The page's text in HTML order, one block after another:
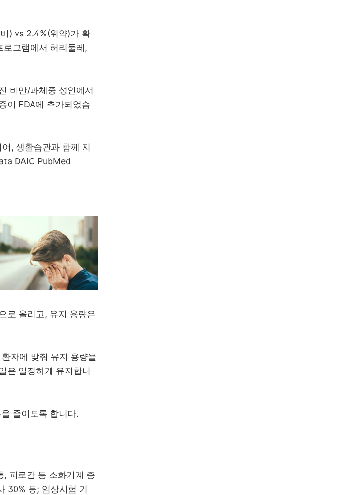
) vs 2.4%(위약)가 확
그램에서 허리둘레,
비만/과체중 성인에서
이 FDA에 추가되었습
, 생활습관과 함께 지
DAIC PubMed
로 올리고, 유지 용량은
자에 맞춰 유지 용량을
은 일정하게 유지합니
줄이도록 합니다.
, 피로감 등 소화기계 증
30% 등; 임상시험 기